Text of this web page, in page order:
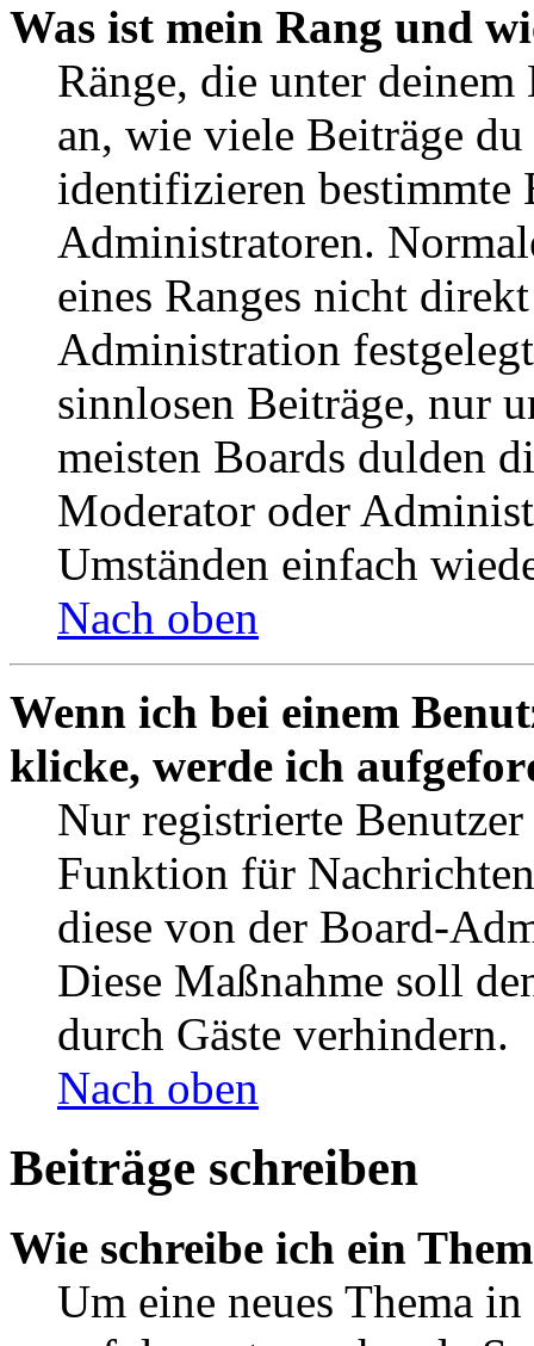
Was ist mein Rang und
Ränge, die unter deinem
an, wie viele Beiträge
identifizieren bestimmte
Administratoren.
eines Ranges nicht
Administration
sinnlosen Beiträge, nur
meisten Boards dulden
Moderator oder
Umständen einfach
Nach oben
Wenn ich bei einem
klicke, werde ich
Nur registrierte
Funktion für
diese von der Board-
Diese Maßnahme soll
durch Gäste verhindern.
Nach oben
Beiträge schreiben
Wie schreibe ich ein
Um eine neues Thema